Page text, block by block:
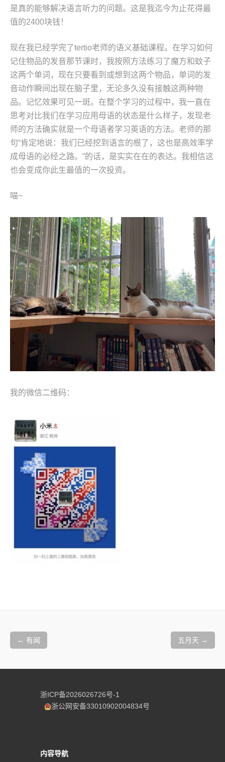
是真的能够解决语言听力的问题。这是我迄今为止花得最
值的2400块钱！
现在我已经学完了tertio老师的语义基础课程。在学习如何
记住物品的发音那节课时，我按照方法练习了魔方和蚊子
这两个单词，现在只要看到或想到这两个物品，单词的发
音动作瞬间出现在脑子里，无论多久没有接触这两种物
品。记忆效果可见一斑。在整个学习的过程中，我一直在
思考对比我们在学习应用母语的状态是什么样子，发现老
师的方法确实就是一个母语者学习英语的方法。老师的那
句“肯定地说：我们已经挖到语言的根了，这也是高效率学
成母语的必经之路。”的话，是实实在在的表达。我相信这
也会变成你此生最值的一次投资。
喵~
我的微信二维码：
文
章
导
航
← 有闻 五月天 →
浙ICP备2026026726号-1
浙公网安备33010902004834号
内容导航